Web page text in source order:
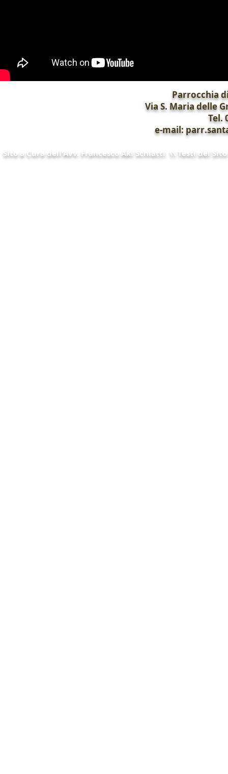
Parrocchia
Via S. Maria delle
Tel.
e-mail:
Sito a Cura dell'Avv. Francesco Aki Schiatti \\ Testi del